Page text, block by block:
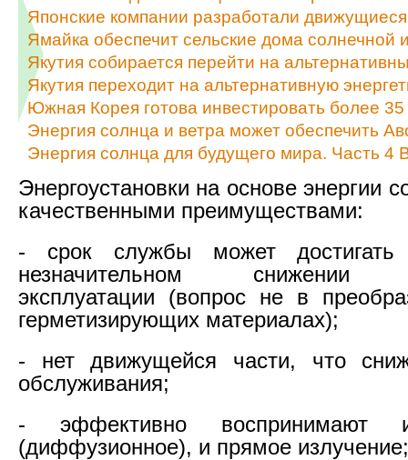
Японские компании разработали
Ямайка обеспечит сельские дома солнечной
Якутия собирается перейти на
Якутия переходит на альтернативную
Южная Корея готова инвестировать более
Энергия солнца и ветра может обеспечить
Энергия солнца для будущего мира. Часть 4
Энергоустановки на основе энергии
качественными преимуществами:
- срок службы может
незначительном снижении
эксплуатации (вопрос не в
герметизирующих материалах);
- нет движущейся части, что
обслуживания;
- эффективно воспринимают
(диффузионное), и прямое излучение;